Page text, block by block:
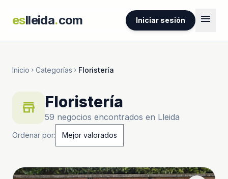
eslleida.com Iniciar sesión menu
Inicio chevron_right Categorías chevron_right Floristería
store Floristería
59 negocios encontrados en Lleida
Ordenar por: